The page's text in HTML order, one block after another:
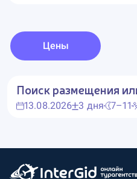
Цены
Поиск размещения
13.08.2026 3 дня 7–11